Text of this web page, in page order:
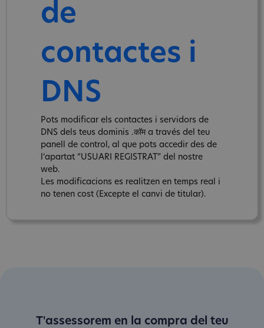
de
contactes i
DNS
Pots modificar els contactes i servidors de
DNS dels teus dominis .कॉम a través del teu
panell de control, al que pots accedir des de
l‘apartat “USUARI REGISTRAT” del nostre
web.
Les modificacions es realitzen en temps real i
no tenen cost (Excepte el canvi de titular).
T'assessorem en la compra del teu